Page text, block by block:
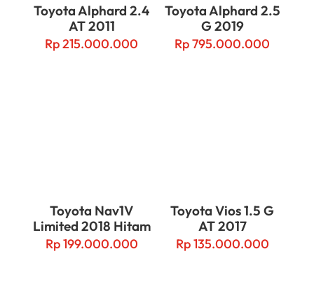
Toyota Alphard 2.4
AT 2011
Rp215.000.000
Toyota Alphard 2.5
G 2019
Rp795.000.000
Toyota Nav1V
Limited 2018 Hitam
Rp199.000.000
Toyota Vios 1.5 G
AT 2017
Rp135.000.000